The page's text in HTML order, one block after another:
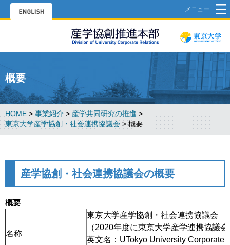
メニュー
概要
HOME > 事業紹介 > 産学共同研究の推進 >
東京大学産学協創・社会連携協議会 > 概要
産学協創・社会連携協議会の概要
概要
名称
東京大学産学協創・社会連携協議会
（2020年度に東京大学産学連携協議
英文名：UTokyo University Corporate